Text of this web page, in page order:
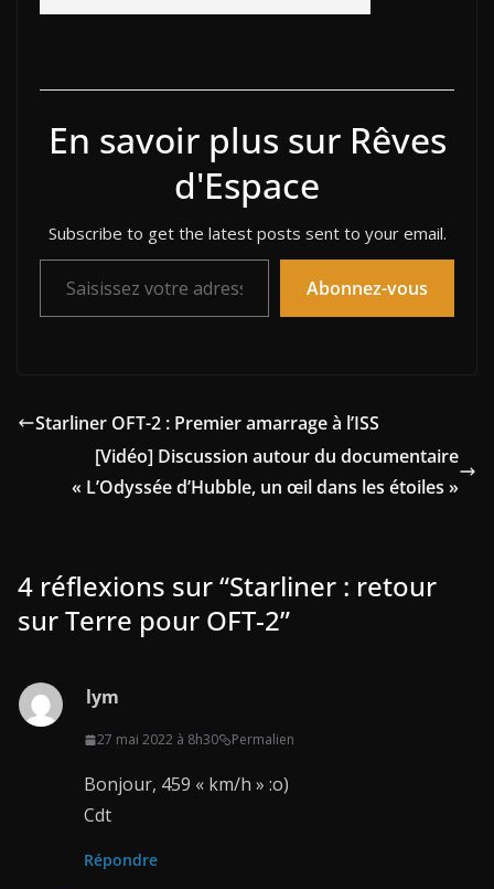
En savoir plus sur Rêves
d'Espace
Subscribe to get the latest posts sent to your email.
Saisissez votre adresse e-mail…
Abonnez-vous
Starliner OFT-2 : Premier amarrage à l’ISS
[Vidéo] Discussion autour du documentaire
« L’Odyssée d’Hubble, un œil dans les étoiles »
4 réflexions sur “Starliner : retour
sur Terre pour OFT-2”
lym
27 mai 2022 à 8h30 Permalien
Bonjour, 459 « km/h » :o)
Cdt
Répondre